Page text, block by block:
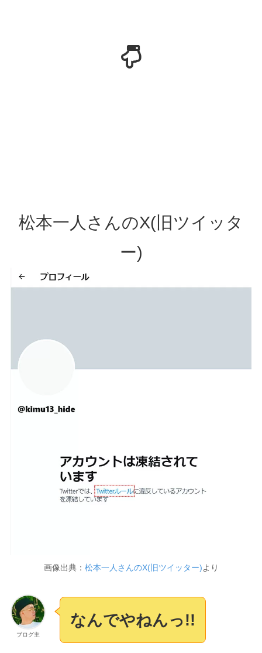
松本一人さんのX(旧ツイッタ
ー)
画像出典： 松本一人さんのX(旧ツイッター)より
ブログ主
なんでやねんっ!!